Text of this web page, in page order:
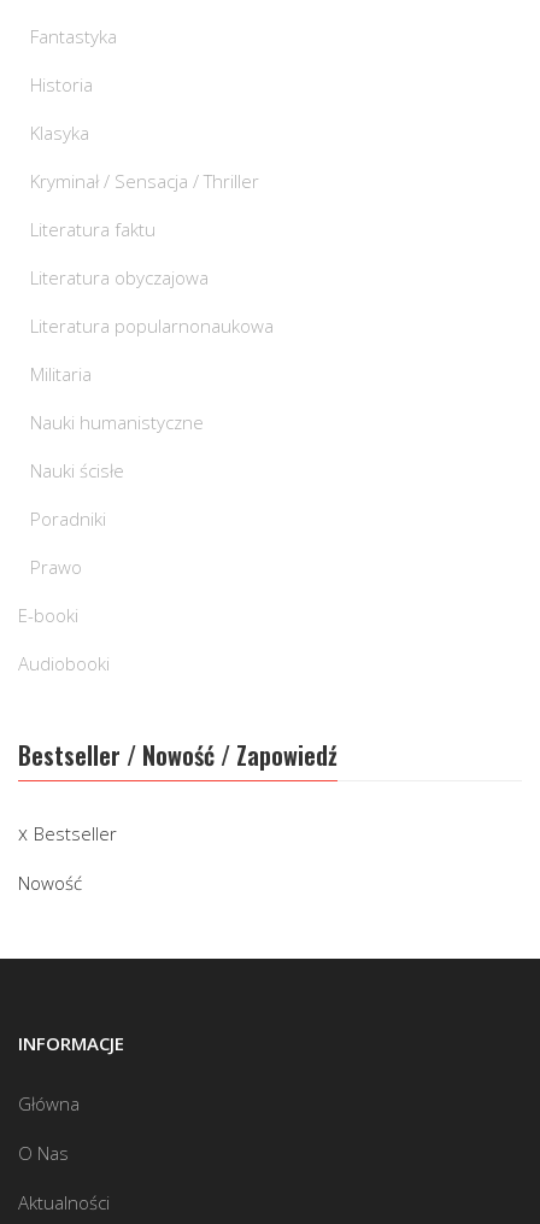
Fantastyka
Historia
Klasyka
Kryminał / Sensacja / Thriller
Literatura faktu
Literatura obyczajowa
Literatura popularnonaukowa
Militaria
Nauki humanistyczne
Nauki ścisłe
Poradniki
Prawo
E-booki
Audiobooki
Bestseller / Nowość / Zapowiedź
Bestseller
Nowość
INFORMACJE
Główna
O Nas
Aktualności